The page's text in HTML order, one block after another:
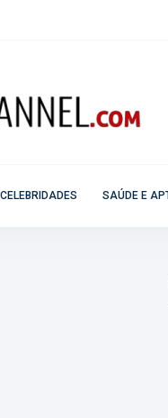
CELEBRIDADES SAÚDE E